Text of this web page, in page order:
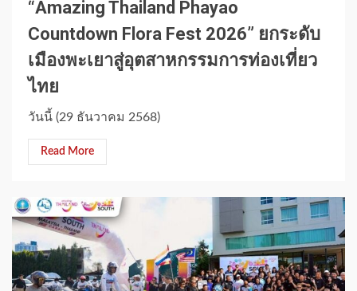
“Amazing Thailand Phayao
Countdown Flora Fest 2026” ยกระดับ
เมืองพะเยาสู่อุตสาหกรรมการท่องเที่ยว
ไทย
วันนี้ (29 ธันวาคม 2568)
Read More